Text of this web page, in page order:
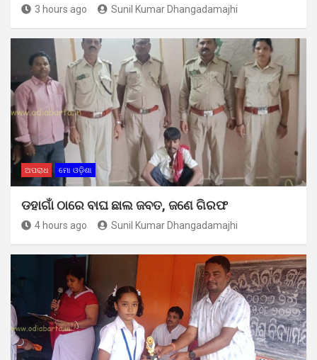
3 hours ago Sunil Kumar Dhangadamajhi
ଅପରାଧ ମୋ ଓଡ଼ିଶା
ଡହାଗାଁ ଠାରେ ବାଘ ଛାଲ ଜବତ, ଜଣେ ଗିରଫ
4 hours ago Sunil Kumar Dhangadamajhi